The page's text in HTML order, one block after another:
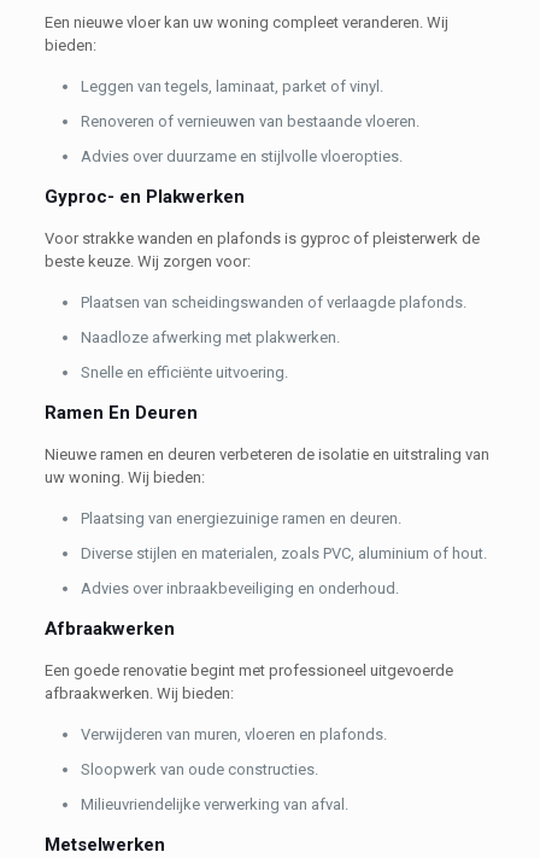
Een nieuwe vloer kan uw woning compleet veranderen. Wij
bieden:
Leggen van tegels, laminaat, parket of vinyl.
Renoveren of vernieuwen van bestaande vloeren.
Advies over duurzame en stijlvolle vloeropties.
Gyproc- en Plakwerken
Voor strakke wanden en plafonds is gyproc of pleisterwerk de
beste keuze. Wij zorgen voor:
Plaatsen van scheidingswanden of verlaagde plafonds.
Naadloze afwerking met plakwerken.
Snelle en efficiënte uitvoering.
Ramen En Deuren
Nieuwe ramen en deuren verbeteren de isolatie en uitstraling van
uw woning. Wij bieden:
Plaatsing van energiezuinige ramen en deuren.
Diverse stijlen en materialen, zoals PVC, aluminium of hout.
Advies over inbraakbeveiliging en onderhoud.
Afbraakwerken
Een goede renovatie begint met professioneel uitgevoerde
afbraakwerken. Wij bieden:
Verwijderen van muren, vloeren en plafonds.
Sloopwerk van oude constructies.
Milieuvriendelijke verwerking van afval.
Metselwerken